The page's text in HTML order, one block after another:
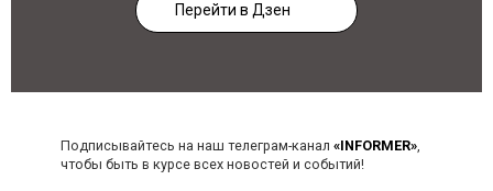
Перейти в Дзен
Подписывайтесь на наш телеграм-канал «INFORMER»,
чтобы быть в курсе всех новостей и событий!